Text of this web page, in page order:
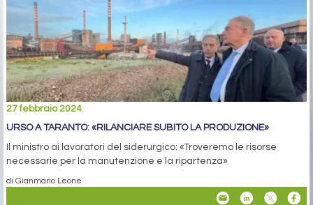
27 febbraio 2024
URSO A TARANTO: «RILANCIARE SUBITO LA PRODUZIONE»
Il ministro ai lavoratori del siderurgico: «Troveremo le risorse
necessarie per la manutenzione e la ripartenza»
di Gianmario Leone